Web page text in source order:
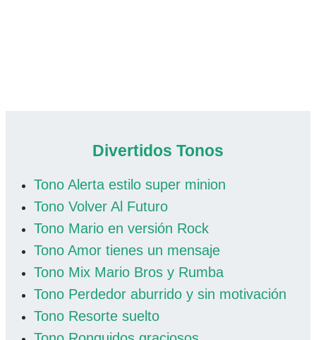
Divertidos Tonos
Tono Alerta estilo super minion
Tono Volver Al Futuro
Tono Mario en versión Rock
Tono Amor tienes un mensaje
Tono Mix Mario Bros y Rumba
Tono Perdedor aburrido y sin motivación
Tono Resorte suelto